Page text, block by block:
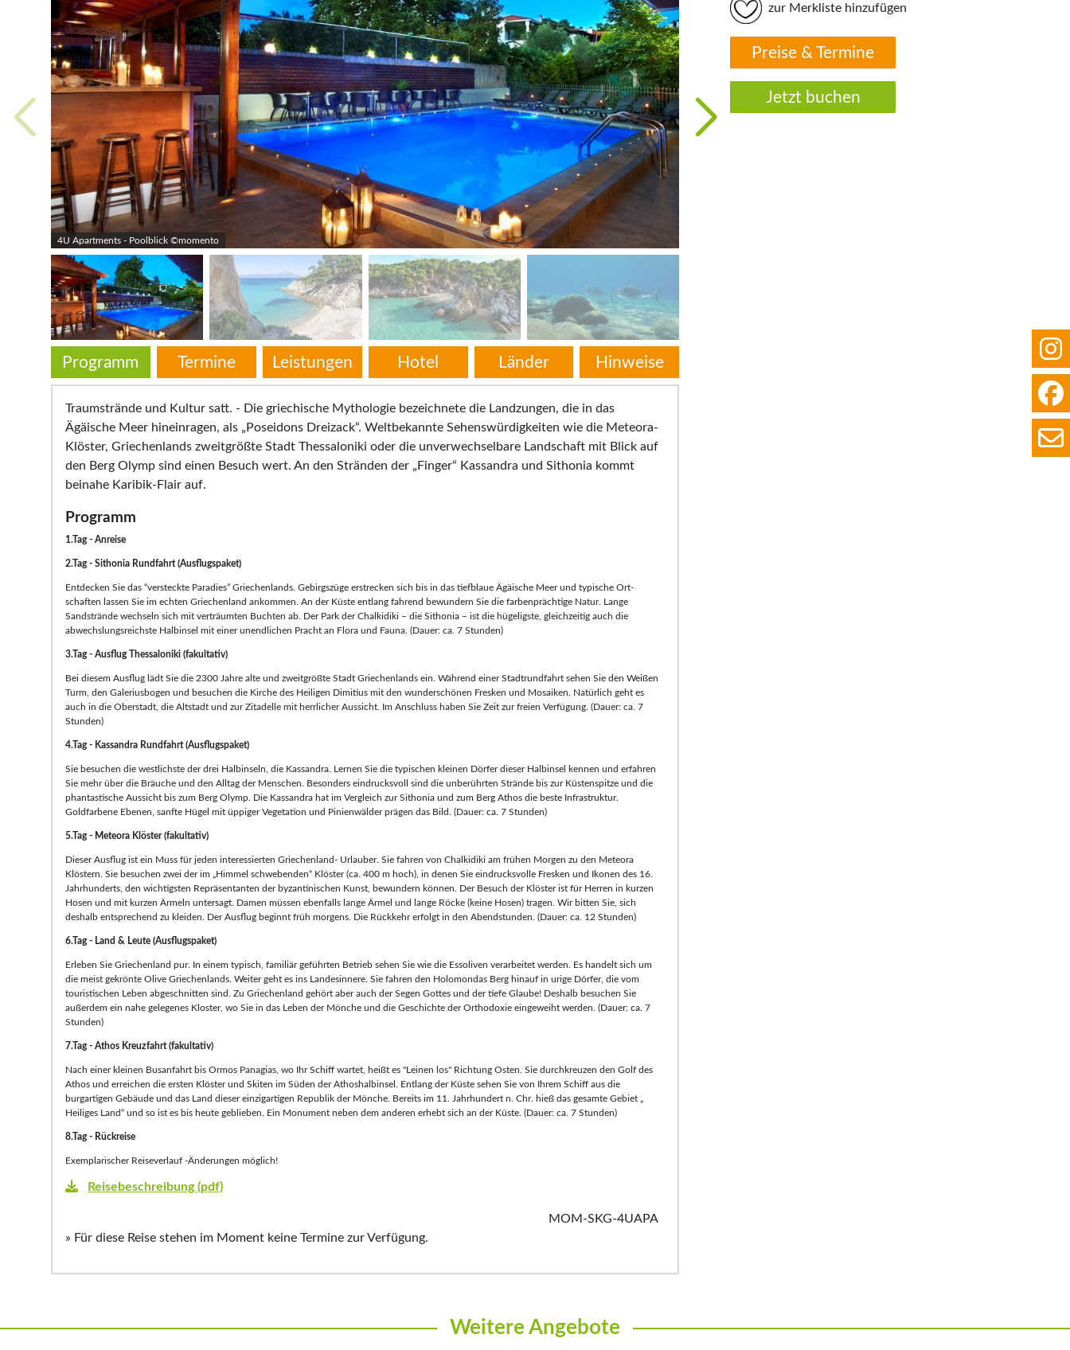
4U Apartments - Poolblick ©momento
zur Merkliste hinzufügen
Preise & Termine
Jetzt buchen
Programm
Traumstrände und Kultur satt. - Die griechische Mythologie bezeichnete die Landzungen, die in das
Ägäische Meer hineinragen, als „Poseidons Dreizack“. Weltbekannte Sehenswürdigkeiten wie die Meteora-
Klöster, Griechenlands zweitgrößte Stadt Thessaloniki oder die unverwechselbare Landschaft mit Blick auf
den Berg Olymp sind einen Besuch wert. An den Stränden der „Finger“ Kassandra und Sithonia kommt
beinahe Karibik-Flair auf.
Programm
1.Tag - Anreise
2.Tag - Sithonia Rundfahrt (Ausflugspaket)
Entdecken Sie das “versteckte Paradies” Griechenlands. Gebirgszüge erstrecken sich bis in das tiefblaue Ägäische Meer und typische Ort-
schaften lassen Sie im echten Griechenland ankommen. An der Küste entlang fahrend bewundern Sie die farbenprächtige Natur. Lange
Sandstrände wechseln sich mit verträumten Buchten ab. Der Park der Chalkidiki – die Sithonia – ist die hügeligste, gleichzeitig auch die
abwechslungsreichste Halbinsel mit einer unendlichen Pracht an Flora und Fauna. (Dauer: ca. 7 Stunden)
3.Tag - Ausflug Thessaloniki (fakultativ)
Bei diesem Ausflug lädt Sie die 2300 Jahre alte und zweitgrößte Stadt Griechenlands ein. Während einer Stadtrundfahrt sehen Sie den Weißen
Turm, den Galeriusbogen und besuchen die Kirche des Heiligen Dimitius mit den wunderschönen Fresken und Mosaiken. Natürlich geht es
auch in die Oberstadt, die Altstadt und zur Zitadelle mit herrlicher Aussicht. Im Anschluss haben Sie Zeit zur freien Verfügung. (Dauer: ca. 7
Stunden)
4.Tag - Kassandra Rundfahrt (Ausflugspaket)
Sie besuchen die westlichste der drei Halbinseln, die Kassandra. Lernen Sie die typischen kleinen Dörfer dieser Halbinsel kennen und erfahren
Sie mehr über die Bräuche und den Alltag der Menschen. Besonders eindrucksvoll sind die unberührten Strände bis zur Küstenspitze und die
phantastische Aussicht bis zum Berg Olymp. Die Kassandra hat im Vergleich zur Sithonia und zum Berg Athos die beste Infrastruktur.
Goldfarbene Ebenen, sanfte Hügel mit üppiger Vegetation und Pinienwälder prägen das Bild. (Dauer: ca. 7 Stunden)
5.Tag - Meteora Klöster (fakultativ)
Dieser Ausflug ist ein Muss für jeden interessierten Griechenland- Urlauber. Sie fahren von Chalkidiki am frühen Morgen zu den Meteora
Klöstern. Sie besuchen zwei der im „Himmel schwebenden“ Klöster (ca. 400 m hoch), in denen Sie eindrucksvolle Fresken und Ikonen des 16.
Jahrhunderts, den wichtigsten Repräsentanten der byzantinischen Kunst, bewundern können. Der Besuch der Klöster ist für Herren in kurzen
Hosen und mit kurzen Ärmeln untersagt. Damen müssen ebenfalls lange Ärmel und lange Röcke (keine Hosen) tragen. Wir bitten Sie, sich
deshalb entsprechend zu kleiden. Der Ausflug beginnt früh morgens. Die Rückkehr erfolgt in den Abendstunden. (Dauer: ca. 12 Stunden)
6.Tag - Land & Leute (Ausflugspaket)
Erleben Sie Griechenland pur. In einem typisch, familiär geführten Betrieb sehen Sie wie die Essoliven verarbeitet werden. Es handelt sich um
die meist gekrönte Olive Griechenlands. Weiter geht es ins Landesinnere. Sie fahren den Holomondas Berg hinauf in urige Dörfer, die vom
touristischen Leben abgeschnitten sind. Zu Griechenland gehört aber auch der Segen Gottes und der tiefe Glaube! Deshalb besuchen Sie
außerdem ein nahe gelegenes Kloster, wo Sie in das Leben der Mönche und die Geschichte der Orthodoxie eingeweiht werden. (Dauer: ca. 7
Stunden)
7.Tag - Athos Kreuzfahrt (fakultativ)
Nach einer kleinen Busanfahrt bis Ormos Panagias, wo Ihr Schiff wartet, heißt es "Leinen los" Richtung Osten. Sie durchkreuzen den Golf des
Athos und erreichen die ersten Klöster und Skiten im Süden der Athoshalbinsel. Entlang der Küste sehen Sie von Ihrem Schiff aus die
burgartigen Gebäude und das Land dieser einzigartigen Republik der Mönche. Bereits im 11. Jahrhundert n. Chr. hieß das gesamte Gebiet „
Heiliges Land“ und so ist es bis heute geblieben. Ein Monument neben dem anderen erhebt sich an der Küste. (Dauer: ca. 7 Stunden)
8.Tag - Rückreise
Exemplarischer Reiseverlauf -Änderungen möglich!
Reisebeschreibung (pdf)
MOM-SKG-4UAPA
» Für diese Reise stehen im Moment keine Termine zur Verfügung.
Termine Leistungen Hotel Länder Hinweise
Weitere Angebote